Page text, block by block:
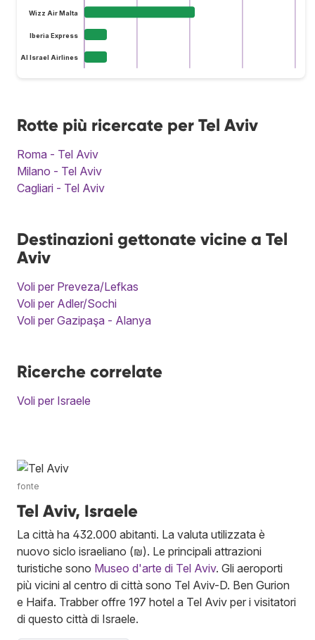
Wizz Air Malta
Iberia Express
El Al Israel Airlines
Rotte più ricercate per Tel Aviv
Roma - Tel Aviv
Milano - Tel Aviv
Cagliari - Tel Aviv
Destinazioni gettonate vicine a Tel
Aviv
Voli per Preveza/Lefkas
Voli per Adler/Sochi
Voli per Gazipaşa - Alanya
Ricerche correlate
Voli per Israele
fonte
Tel Aviv, Israele
La città ha 432.000 abitanti. La valuta utilizzata è
nuovo siclo israeliano (₪). Le principali attrazioni
turistiche sono Museo d'arte di Tel Aviv. Gli aeroporti
più vicini al centro di città sono Tel Aviv-D. Ben Gurion
e Haifa. Trabber offre 197 hotel a Tel Aviv per i visitatori
di questo città di Israele.